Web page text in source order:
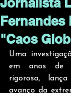
"Caos
Uma
em anos de
rigorosa,
avanço da